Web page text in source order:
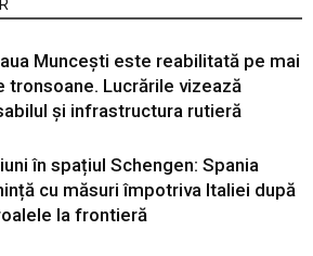
Muncești este reabilitată pe mai
tronsoane. Lucrările vizează
și infrastructura rutieră
în spațiul Schengen: Spania
cu măsuri împotriva Italiei după
la frontieră